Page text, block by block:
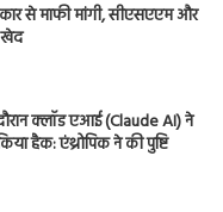
से माफी मांगी, सीएसएएम और
खेद
क्लॉड एआई (Claude AI) ने
हैक: एंथ्रोपिक ने की पुष्टि